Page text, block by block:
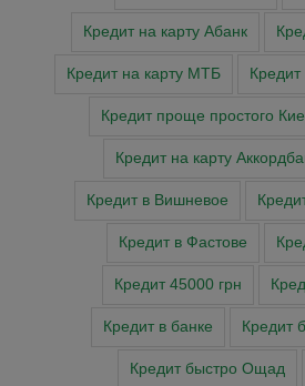
Кредит на карту Абанк
Кредит на карту МТБ
Кредит проще простого
Кредит на карту
Кредит в Вишневое
Кредит в Фастове
Кредит 45000 грн
Кредит в банке Кредит
Кредит быстро Ощад